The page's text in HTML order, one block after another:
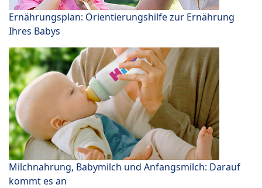
Ernährungsplan: Orientierungshilfe zur Ernährung
Ihres Babys
Milchnahrung, Babymilch und Anfangsmilch: Darauf
kommt es an